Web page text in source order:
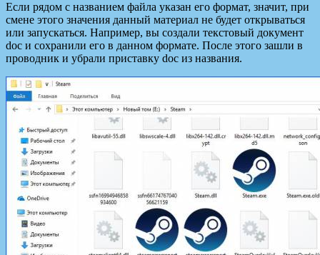
Если рядом с названием файла указан его формат, значит, при
смене этого значения данный материал не будет открываться
или запускаться. Например, вы создали текстовый документ
doc и сохранили его в данном формате. После этого зашли в
проводник и убрали приставку doc из названия.